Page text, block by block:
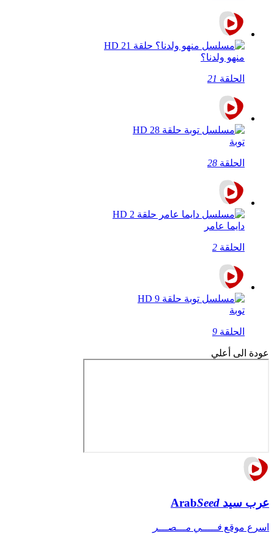
منهو ولدنا؟
الحلقة 21
توبة
الحلقة 28
دايما عامر
الحلقة 2
توبة
الحلقة 9
عودة الى أعلي
عرب سيد ArabSeed
اسرع موقع فـــــي مـــصـــر